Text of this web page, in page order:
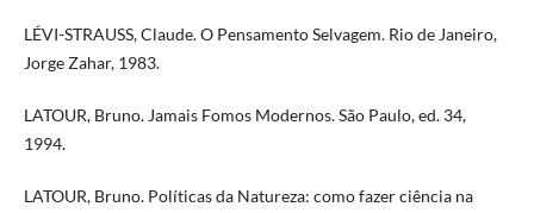
LÉVI-STRAUSS, Claude. O Pensamento Selvagem. Rio de Janeiro,
Jorge Zahar, 1983.
LATOUR, Bruno. Jamais Fomos Modernos. São Paulo, ed. 34,
1994.
LATOUR, Bruno. Políticas da Natureza: como fazer ciência na